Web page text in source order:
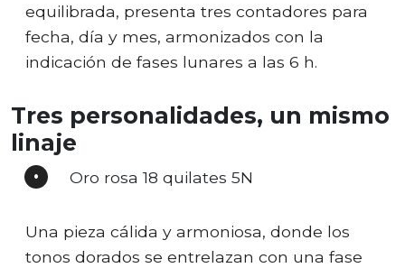
equilibrada, presenta tres contadores para
fecha, día y mes, armonizados con la
indicación de fases lunares a las 6 h.
Tres personalidades, un mismo
linaje
Oro rosa 18 quilates 5N
Una pieza cálida y armoniosa, donde los
tonos dorados se entrelazan con una fase